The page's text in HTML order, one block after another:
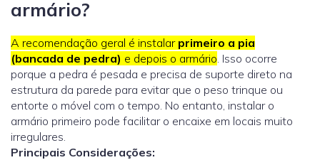
armário?
A recomendação geral é instalar primeiro a pia
(bancada de pedra) e depois o armário . Isso ocorre
porque a pedra é pesada e precisa de suporte direto na
estrutura da parede para evitar que o peso trinque ou
entorte o móvel com o tempo. No entanto, instalar o
armário primeiro pode facilitar o encaixe em locais muito
irregulares.
Principais Considerações: